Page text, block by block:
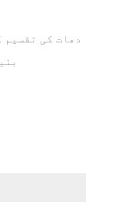
دھات کی تقسیم